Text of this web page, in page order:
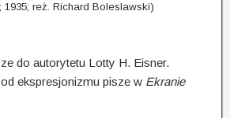
1935; reż. Richard Boleslawski)
do autorytetu Lotty H. Eisner.
ekspresjonizmu pisze w Ekranie